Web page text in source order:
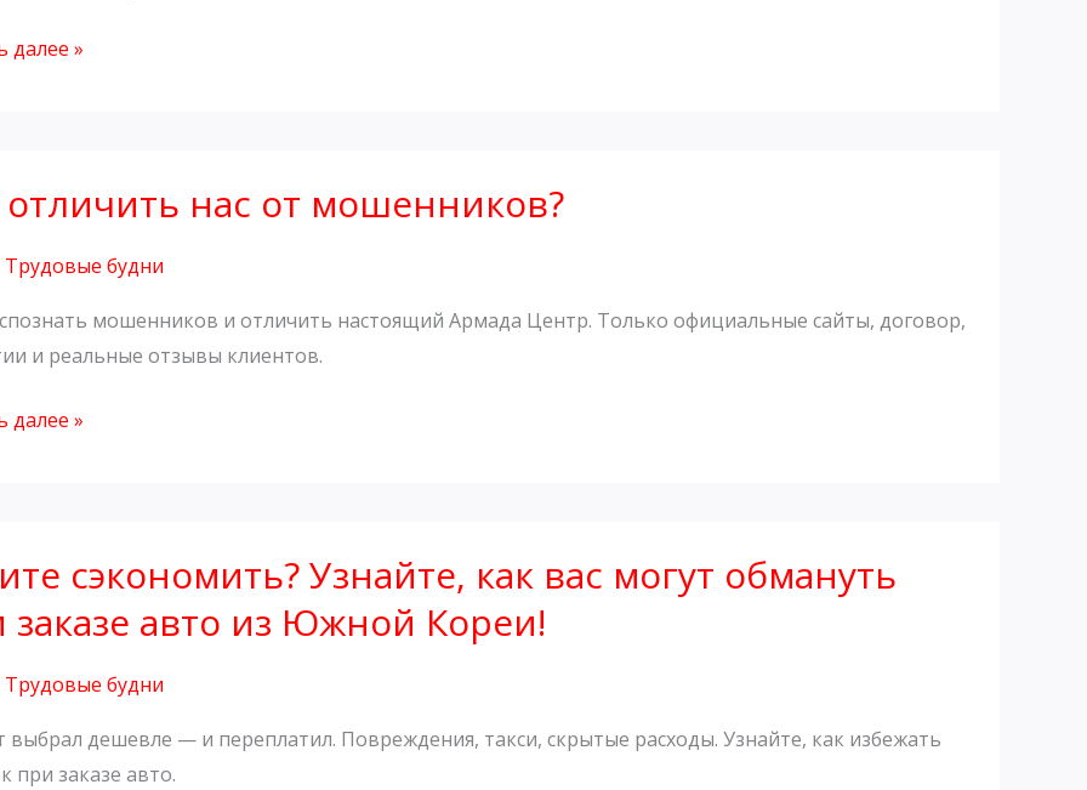
далее »
отличить нас от мошенников?
Трудовые будни
мошенников и отличить настоящий Армада Центр. Только официальные сайты, договор,
и реальные отзывы клиентов.
далее »
сэкономить? Узнайте, как вас могут обмануть
заказе авто из Южной Кореи!
Трудовые будни
выбрал дешевле — и переплатил. Повреждения, такси, скрытые расходы. Узнайте, как избежать
при заказе авто.